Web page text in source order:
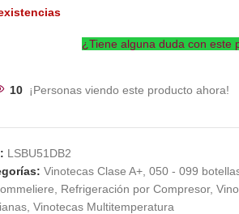
¿Tiene alguna duda con este
10 ¡Personas viendo este producto ahora!
LSBU51DB2
Vinotecas Clase A+, 050 - 099
Refrigeración por Compresor,
, Vinotecas Multitemperatura